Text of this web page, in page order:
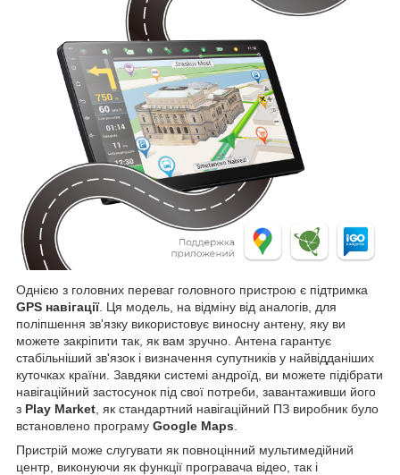
Однією з головних переваг головного пристрою є підтримка
GPS навігації. Ця модель, на відміну від аналогів, для
поліпшення зв'язку використовує виносну антену, яку ви
можете закріпити так, як вам зручно. Антена гарантує
стабільніший зв'язок і визначення супутників у найвідданіших
куточках країни. Завдяки системі андроїд, ви можете підібрати
навігаційний застосунок під свої потреби, завантаживши його
з Play Market , як стандартний навігаційний ПЗ виробник було
встановлено програму Google Maps
Пристрій може слугувати як повноцінний мультимедійний
центр, виконуючи як функції програвача відео, так і